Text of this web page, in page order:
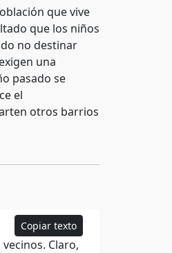
que vive
que los niños
no destinar
una
pasado se
el
otros barrios
Copiar texto
Claro,